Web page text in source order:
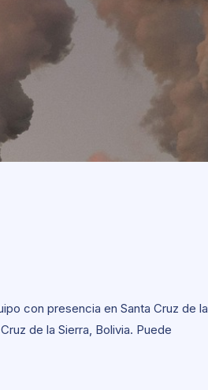
con presencia en Santa Cruz de la
de la Sierra, Bolivia. Puede